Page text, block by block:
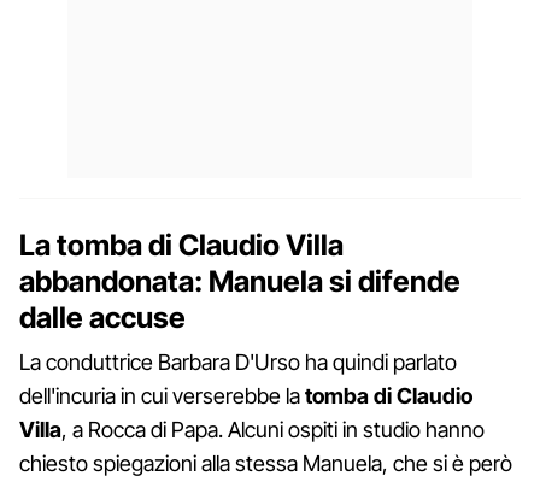
La tomba di Claudio Villa
abbandonata: Manuela si difende
dalle accuse
La conduttrice Barbara D'Urso ha quindi parlato
dell'incuria in cui verserebbe latombadi Claudio
Villa, a Rocca di Papa. Alcuni ospiti in studio hanno
chiesto spiegazioni alla stessa Manuela, che si è però